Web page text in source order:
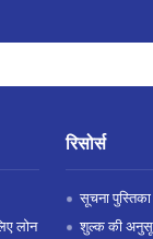
लोन
रिसोर्स
सूचना पुस्तिका
शुल्क की